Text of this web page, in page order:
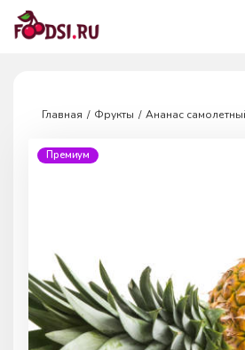
Главная Фрукты Ананас
Премиум